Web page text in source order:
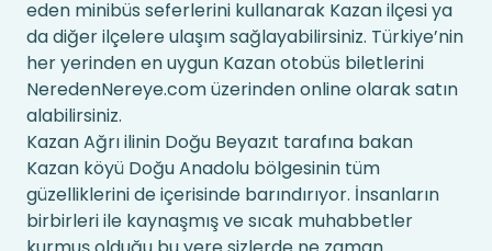
eden minibüs seferlerini kullanarak Kazan ilçesi ya
da diğer ilçelere ulaşım sağlayabilirsiniz. Türkiye’nin
her yerinden en uygun Kazan otobüs biletlerini
NeredenNereye.com üzerinden online olarak satın
alabilirsiniz.
Kazan Ağrı ilinin Doğu Beyazıt tarafına bakan
Kazan köyü Doğu Anadolu bölgesinin tüm
güzelliklerini de içerisinde barındırıyor. İnsanların
birbirleri ile kaynaşmış ve sıcak muhabbetler